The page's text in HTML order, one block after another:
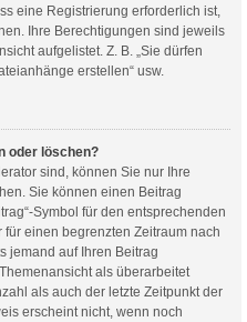
eine Registrierung erforderlich ist,
Ihre Berechtigungen sind jeweils
aufgelistet. Z. B. „Sie dürfen
erstellen“ usw.
oder löschen?
sind, können Sie nur Ihre
Sie können einen Beitrag
Symbol für den entsprechenden
einen begrenzten Zeitraum nach
jemand auf Ihren Beitrag
als überarbeitet
als auch der letzte Zeitpunkt der
erscheint nicht, wenn noch